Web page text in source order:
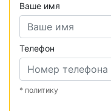
Ваше имя
Телефон
* политику